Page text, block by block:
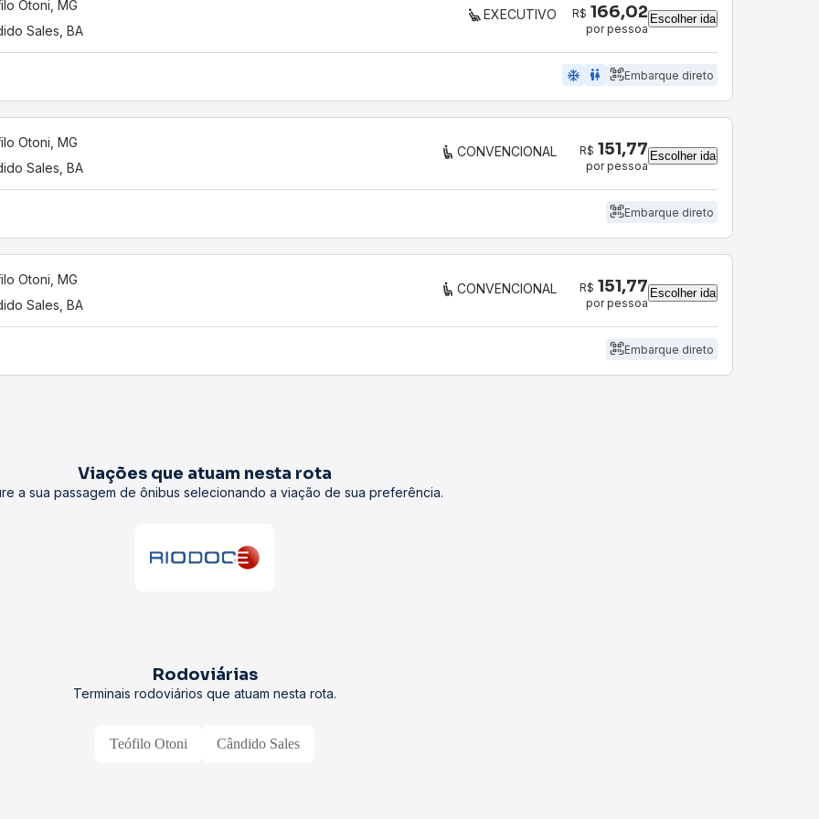
Otoni, MG
Sales, BA
EXECUTIVO R$ 166,02
por pessoa
Escolher ida
ac_unit wc Embarque direto
Otoni, MG
Sales, BA
CONVENCIONAL R$ 151,77
por pessoa
Escolher ida
Embarque direto
Otoni, MG
Sales, BA
CONVENCIONAL R$ 151,77
por pessoa
Escolher ida
Embarque direto
Viações que atuam nesta rota
a sua passagem de ônibus selecionando a viação de sua preferência.
Rodoviárias
Terminais rodoviários que atuam nesta rota.
Teófilo Otoni Cândido Sales